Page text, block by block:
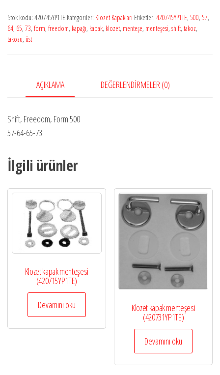
Stok kodu: 420745YP1TE Kategoriler: Klozet Kapakları Etiketler: 420745YP1TE, 500, 57,
64, 65, 73, form, freedom, kapağı, kapak, klozet, menteşe, menteşesi, shift, takoz,
takozu, üst
AÇIKLAMA DEĞERLENDIRMELER (0)
Shift, Freedom, Form 500
57-64-65-73
İlgili ürünler
Klozet kapak menteşesi
(420715YP1TE)
Devamını oku Klozet kapak menteşesi
(420731YP1TE)
Devamını oku